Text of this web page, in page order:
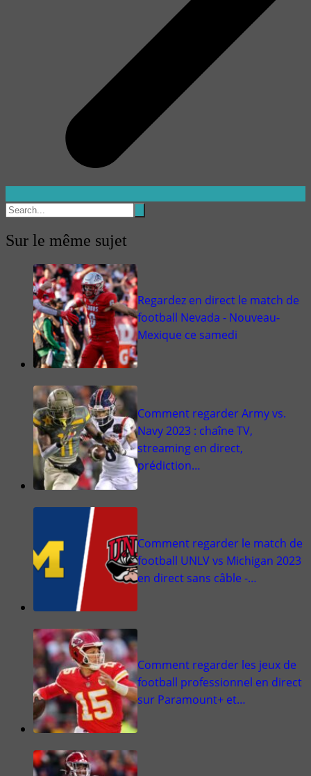
Sur le même sujet
Regardez en direct le match de
football Nevada - Nouveau-
Mexique ce samedi
Comment regarder Army vs.
Navy 2023 : chaîne TV,
streaming en direct,
prédiction…
Comment regarder le match de
football UNLV vs Michigan 2023
en direct sans câble -…
Comment regarder les jeux de
football professionnel en direct
sur Paramount+ et…